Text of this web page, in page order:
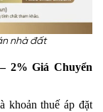
nhà đất
2% Giá Chuyển
khoản thuế áp đặt